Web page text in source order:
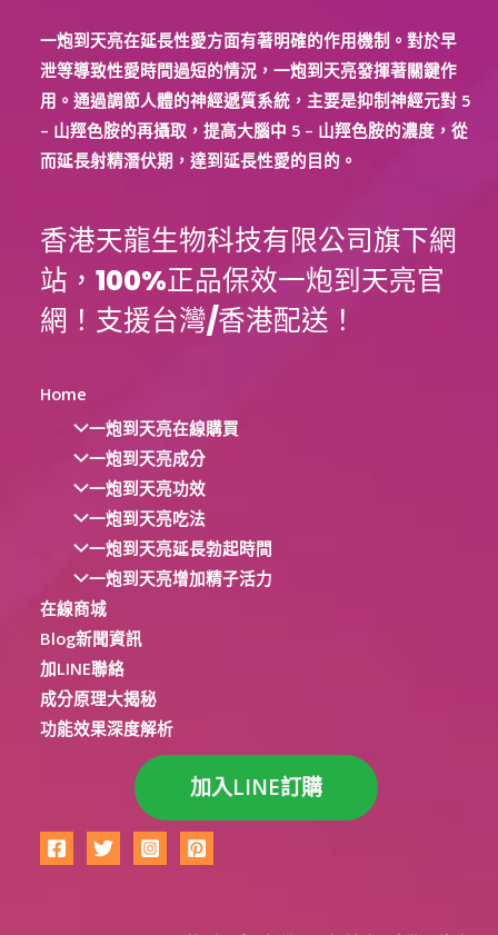
一炮到天亮在延長性愛方面有著明確的作用機制。對於早
泄等導致性愛時間過短的情況，一炮到天亮發揮著關鍵作
用。通過調節人體的神經遞質系統，主要是抑制神經元對 5
– 山羥色胺的再攝取，提高大腦中 5 – 山羥色胺的濃度，從
而延長射精潛伏期，達到延長性愛的目的。
香港天龍生物科技有限公司旗下網
站，100%正品保效一炮到天亮官
網！支援台灣/香港配送！
Home
一炮到天亮在線購買
一炮到天亮成分
一炮到天亮功效
一炮到天亮吃法
一炮到天亮延長勃起時間
一炮到天亮增加精子活力
在線商城
Blog新聞資訊
加LINE聯絡
成分原理大揭秘
功能效果深度解析
加入LINE訂購